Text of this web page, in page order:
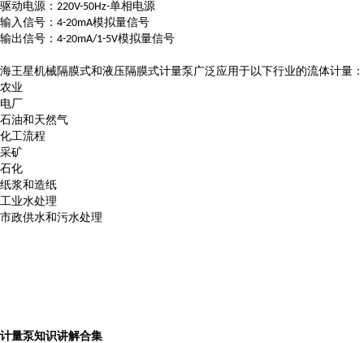
驱动电源：220V-50Hz-单相电源
输入信号：4-20mA模拟量信号
输出信号：4-20mA/1-5V模拟量信号
海王星机械隔膜式和液压隔膜式计量泵广泛应用于以下行业的流体计量：
农业
电厂
石油和天然气
化工流程
采矿
石化
纸浆和造纸
工业水处理
市政供水和污水处理
计量泵知识讲解合集